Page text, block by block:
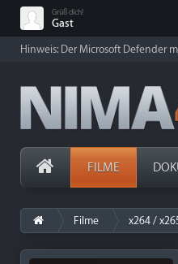
Grüß dich!
Gast
Hinweis: Der Microsoft Defender
FILME
Filme x264 /